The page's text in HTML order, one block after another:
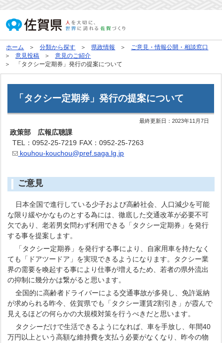
ホーム 分類から探す 県政情報
ご意見・情報公開・相談窓口
意見投稿
意見のご紹介
「タクシー定期券」発行の提案について
「タクシー定期券」発行の提案について
最終更新日：2023年11月7日
政策部 広報広聴課
TEL：0952-25-7219 FAX：0952-25-7263
kouhou-kouchou@pref.saga.lg.jp
ご意見
日本全国で進行している少子および高齢社会、人口減少を可能
な限り緩やかなものとする為には、徹底した交通改革が必要不可
欠であり、老若男女問わず利用できる「タクシー定期券」を発行
する事を提案します。
「タクシー定期券」を発行する事により、自家用車を持たなく
ても「ドアツードア」を実現できるようになります。タクシー業
界の需要を喚起する事により仕事が増えるため、若者の県外流出
の抑制に幾分かは繋がると思います。
全国的に高齢者ドライバーによる交通事故が多発し、免許返納
が求められる昨今、佐賀県でも「タクシー運賃2割引き」が霞んで
見えるほどの何らかの大規模対策を行うべきだと思います。
タクシーだけで生活できるようになれば、車を手放し、年間40
万円以上という高額な維持費を支払う必要がなくなり、昨今の物